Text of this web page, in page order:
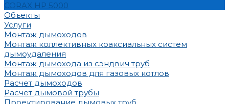
CORAX HP 5000
Объекты
Услуги
Монтаж дымоходов
Монтаж коллективных коаксиальных систем
дымоудаления
Монтаж дымохода из сэндвич труб
Монтаж дымоходов для газовых котлов
Расчет дымоходов
Расчет дымовой трубы